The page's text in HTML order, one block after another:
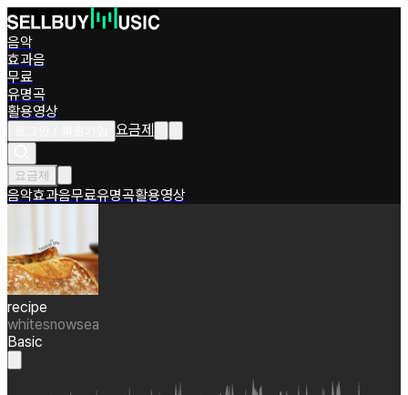
음악
효과음
무료
유명곡
활용영상
요금제
요금제
음악효과음무료유명곡활용영상
recipe
whitesnowsea
Basic